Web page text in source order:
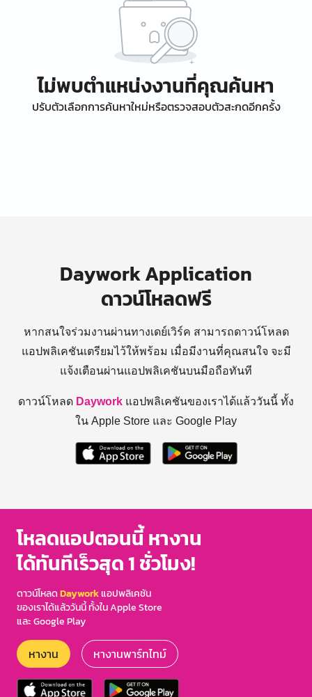
ไม่พบตำแหน่งงานที่คุณค้นหา
ปรับตัวเลือกการค้นหาใหม่หรือตรวจสอบตัวสะกดอีกครั้ง
Daywork Application
ดาวน์โหลดฟรี
หากสนใจร่วมงานผ่านทางเดย์เวิร์ค สามารถดาวน์โหลด
แอปพลิเคชันเตรียมไว้ให้พร้อม เมื่อมีงานที่คุณสนใจ จะมี
แจ้งเตือนผ่านแอปพลิเคชันบนมือถือทันที
ดาวน์โหลด Daywork แอปพลิเคชันของเราได้แล้ววันนี้ ทั้ง
ใน Apple Store และ Google Play
โหลดแอปตอนนี้ หางาน
ได้ทันทีเร็วสุด 1 ชั่วโมง!
ดาวน์โหลดDayworkแอปพลิเคชัน
ของเราได้แล้ววันนี้ ทั้งใน Apple Store
และ Google Play
หางาน หางานพาร์ทไทม์